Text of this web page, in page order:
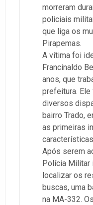
morreram
policiais
que liga os
Pirapemas.
A vítima foi
Francinaldo
anos, que
prefeitura.
diversos
bairro Trado,
as primeiras
Após serem
Polícia Militar
localizar os
buscas, uma
na MA-332.